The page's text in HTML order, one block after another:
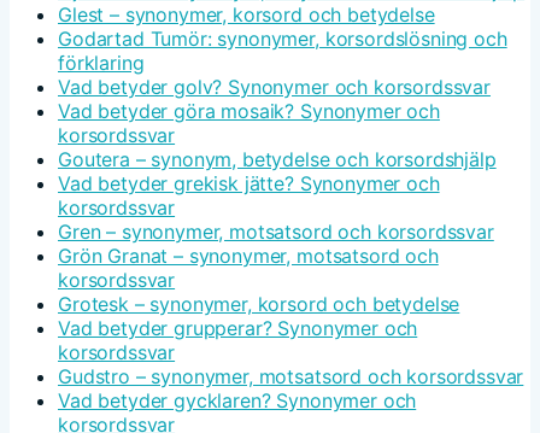
Glest – synonymer, korsord och betydelse
Godartad Tumör: synonymer, korsordslösning och
förklaring
Vad betyder golv? Synonymer och korsordssvar
Vad betyder göra mosaik? Synonymer och
korsordssvar
Goutera – synonym, betydelse och korsordshjälp
Vad betyder grekisk jätte? Synonymer och
korsordssvar
Gren – synonymer, motsatsord och korsordssvar
Grön Granat – synonymer, motsatsord och
korsordssvar
Grotesk – synonymer, korsord och betydelse
Vad betyder grupperar? Synonymer och
korsordssvar
Gudstro – synonymer, motsatsord och korsordssvar
Vad betyder gycklaren? Synonymer och
korsordssvar